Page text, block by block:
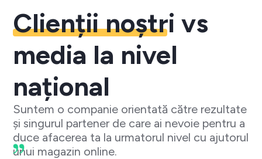
Clienții noștri vs
media la nivel
național
Suntem o companie orientată către rezultate
și singurul partener de care ai nevoie pentru a
duce afacerea ta la urmatorul nivel cu ajutorul
unui magazin online.